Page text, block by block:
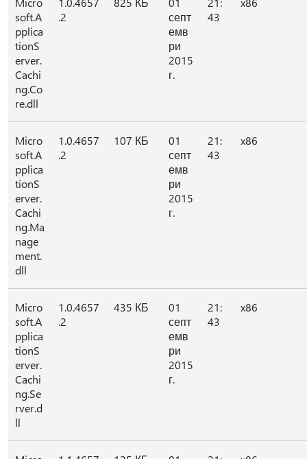
soft.A
pplica
tionS
erver.
Cachi
ng.Co
re.dll
.2
септ
емв
ри
2015
г.
43
Micro
soft.A
pplica
tionS
erver.
Cachi
ng.Ma
nage
ment.
dll
1.0.4657
.2
107 КБ
01
септ
емв
ри
2015
г.
21:
43
x86
Micro
soft.A
pplica
tionS
erver.
Cachi
ng.Se
rver.d
ll
1.0.4657
.2
435 КБ
01
септ
емв
ри
2015
г.
21:
43
x86